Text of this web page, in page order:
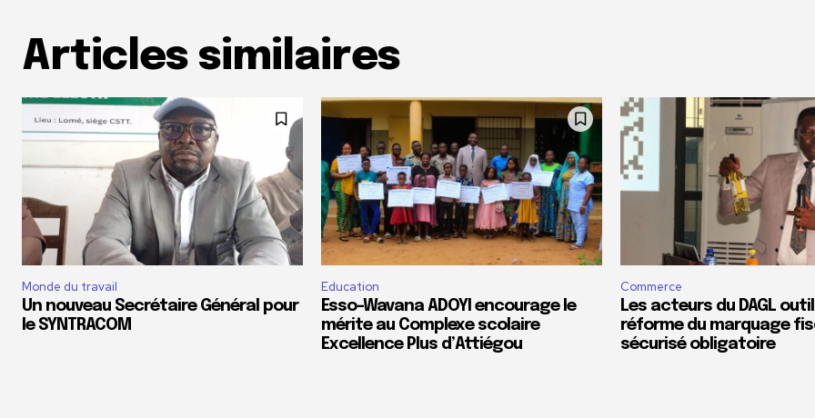
Articles similaires
Monde du travail
Un nouveau Secrétaire Général pour
le SYNTRACOM
Education
Esso-Wavana ADOYI encourage le
mérite au Complexe scolaire
Excellence Plus d’Attiégou
Commerce
Les acteurs du DAGL
réforme du marquage
sécurisé obligatoire